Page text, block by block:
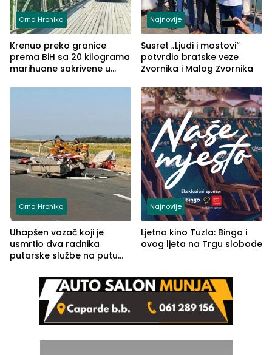
Crna Hronika
Krenuo preko granice
prema BiH sa 20 kilograma
marihuane sakrivene u
Najnovije
Susret „Ljudi i mostovi“
potvrdio bratske veze
Zvornika i Malog Zvornika
Crna Hronika
Uhapšen vozač koji je
usmrtio dva radnika
putarske službe na putu
(FOTO)
Najnovije
Ljetno kino Tuzla: Bingo i
ovog ljeta na Trgu slobode